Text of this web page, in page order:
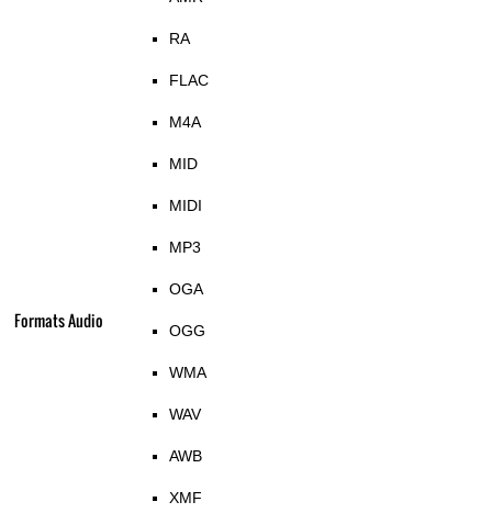
Formats Audio
RA
FLAC
M4A
MID
MIDI
MP3
OGA
OGG
WMA
WAV
AWB
XMF